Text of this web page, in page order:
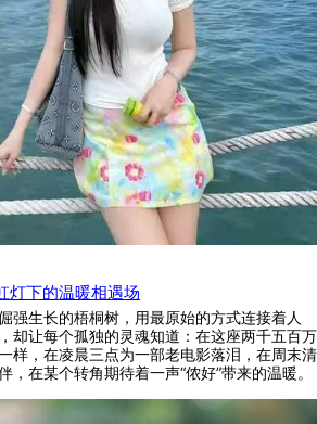
灯下的温暖相遇场
强生长的梧桐树，用最原始的方式连接着人
却让每个孤独的灵魂知道：在这座两千五百万
样，在凌晨三点为一部老电影落泪，在周末清
，在某个转角期待着一声“侬好”带来的温暖。